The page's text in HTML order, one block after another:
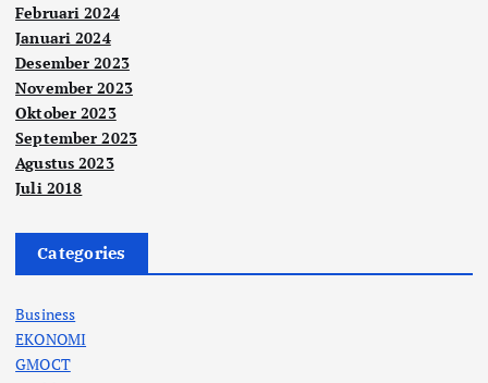
Februari 2024
Januari 2024
Desember 2023
November 2023
Oktober 2023
September 2023
Agustus 2023
Juli 2018
Categories
Business
EKONOMI
GMOCT